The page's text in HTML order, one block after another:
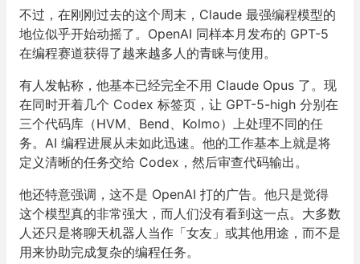
不过，在刚刚过去的这个周末，Claude 最强编程模型的
地位似乎开始动摇了。OpenAI 同样本月发布的 GPT-5
在编程赛道获得了越来越多人的青睐与使用。
有人发帖称，他基本已经完全不用 Claude Opus 了。现
在同时开着几个 Codex 标签页，让 GPT-5-high 分别在
三个代码库（HVM、Bend、Kolmo）上处理不同的任
务。AI 编程进展从未如此迅速。他的工作基本上就是将
定义清晰的任务交给 Codex，然后审查代码输出。
他还特意强调，这不是 OpenAI 打的广告。他只是觉得
这个模型真的非常强大，而人们没有看到这一点。大多数
人还只是将聊天机器人当作「女友」或其他用途，而不是
用来协助完成复杂的编程任务。